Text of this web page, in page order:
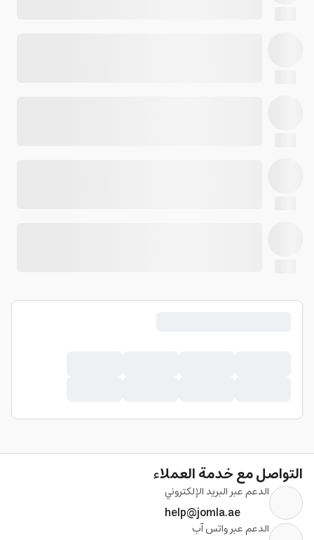
التواصل مع خدمة العملاء
الدعم عبر البريد الإلكتروني
help@jomla.ae
الدعم عبر واتس آب